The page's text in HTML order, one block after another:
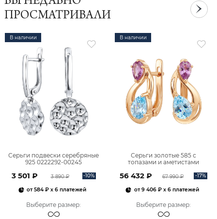
ПРОСМАТРИВАЛИ
В наличии
Серьги подвески серебряные
925 0222292-00245
3 501 ₽ 3 890 ₽ -10%
от584 ₽ x 6 платежей
Выберите размер:
В наличии
Серьги золотые 585 с
топазами и аметистами
56 432 ₽ 67 990 ₽ -17%
от9 406 ₽x 6 платежей
Выберите размер: